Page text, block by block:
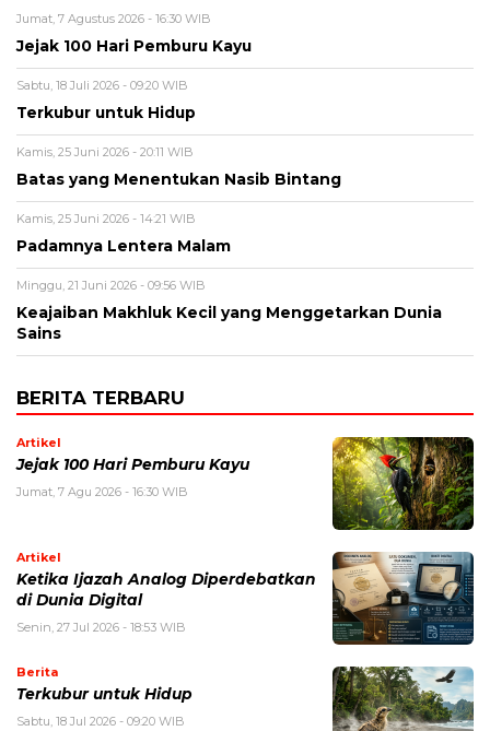
Jumat, 7 Agustus 2026 - 16:30 WIB
Jejak 100 Hari Pemburu Kayu
Sabtu, 18 Juli 2026 - 09:20 WIB
Terkubur untuk Hidup
Kamis, 25 Juni 2026 - 20:11 WIB
Batas yang Menentukan Nasib Bintang
Kamis, 25 Juni 2026 - 14:21 WIB
Padamnya Lentera Malam
Minggu, 21 Juni 2026 - 09:56 WIB
Keajaiban Makhluk Kecil yang Menggetarkan Dunia
Sains
BERITA TERBARU
Artikel
Jejak 100 Hari Pemburu Kayu
Jumat, 7 Agu 2026 - 16:30 WIB
Artikel
Ketika Ijazah Analog Diperdebatkan
di Dunia Digital
Senin, 27 Jul 2026 - 18:53 WIB
Berita
Terkubur untuk Hidup
Sabtu, 18 Jul 2026 - 09:20 WIB